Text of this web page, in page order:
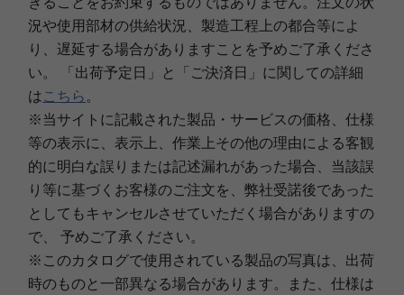
明るく鮮明な色彩
14.0型 2.8K OLED (有機ELディスプレイ）は、映
画やゲームなどを、より大きくて明るい映像で楽
しむことができます。さらに、高性能グラフィッ
クスにより、ビジュアルを向上させ、絵画のよう
に鮮明な映像で、マルチタスクも快適にこなしま
す。また、TUV（テュフ）による低ブルーライト
認定を受けており、ショッピング、ゲーム、スト
リーミングを、目に負担をかけずに楽しめます。
NVIDIA® GeForce®RTX™ 3050 Laptop GPU
AMD Radeon™ 780M グラフィックス"
本体カラー
アークティックグレー
本体寸法 (W×D×H)mm
約 312x221x15.99mm（最薄部）
本体質量(バッテリー・パックを含む)
約 1.46kg
製品仕様書
-USB 4 Type-C
況や使用部材の供給状況、製造工程上の都合等によ
り、遅延する場合がありますことを予めご了承くださ
い。 「出荷予定日」と「ご決済日」に関しての詳細
はこちら。
※当サイトに記載された製品・サービスの価格、仕様
等の表示に、表示上、作業上その他の理由による客観
的に明白な誤りまたは記述漏れがあった場合、当該誤
り等に基づくお客様のご注文を、弊社受諾後であった
としてもキャンセルさせていただく場合がありますの
で、 予めご了承ください。
※このカタログで使用されている製品の写真は、出荷
時のものと一部異なる場合があります。また、仕様は